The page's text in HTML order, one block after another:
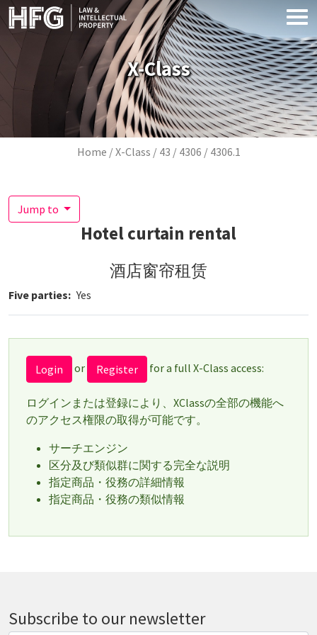
Skip to main content
X-Class
Breadcrumb
Home X-Class 43 4306 4306.1
Jump to
Hotel curtain rental
酒店窗帘租赁
Five parties Yes
Login or Register for a full X-Class access:
ログインまたは登録により、XClassの全部の機能へ
のアクセス権限の取得が可能です。
サーチエンジン
区分及び類似群に関する完全な説明
指定商品・役務の詳細情報
指定商品・役務の類似情報
Subscribe to our newsletter